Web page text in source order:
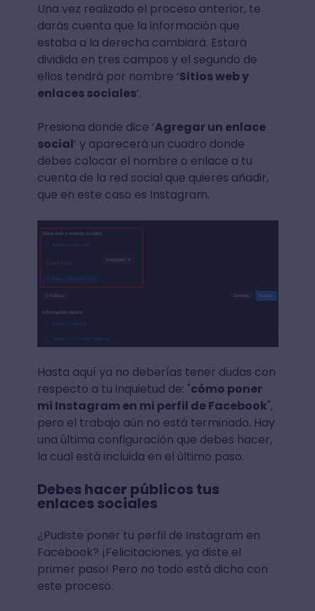
Una vez realizado el proceso anterior, te
darás cuenta que la información que
estaba a la derecha cambiará. Estará
dividida en tres campos y el segundo de
ellos tendrá por nombre ‘Sitios web y
enlaces sociales’.
Presiona donde dice ‘Agregar un enlace
social’ y aparecerá un cuadro donde
debes colocar el nombre o enlace a tu
cuenta de la red social que quieres añadir,
que en este caso es Instagram.
Hasta aquí ya no deberías tener dudas con
respecto a tu inquietud de: "cómo poner
mi Instagram en mi perfil de Facebook",
pero el trabajo aún no está terminado. Hay
una última configuración que debes hacer,
la cual está incluida en el último paso.
Debes hacer públicos tus
enlaces sociales
¿Pudiste poner tu perfil de Instagram en
Facebook? ¡Felicitaciones, ya diste el
primer paso! Pero no todo está dicho con
este proceso.